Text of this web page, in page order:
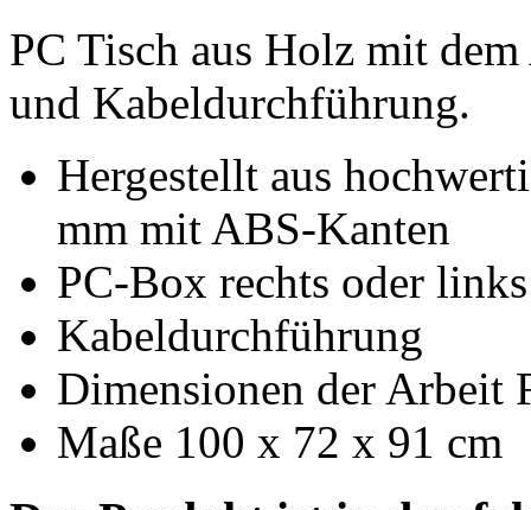
PC Tisch aus Holz mit
und Kabeldurchführung.
Hergestellt aus
mm mit ABS-Kanten
PC-Box rechts oder links
Kabeldurchführung
Dimensionen der Arbeit
Maße 100 x 72 x 91 cm